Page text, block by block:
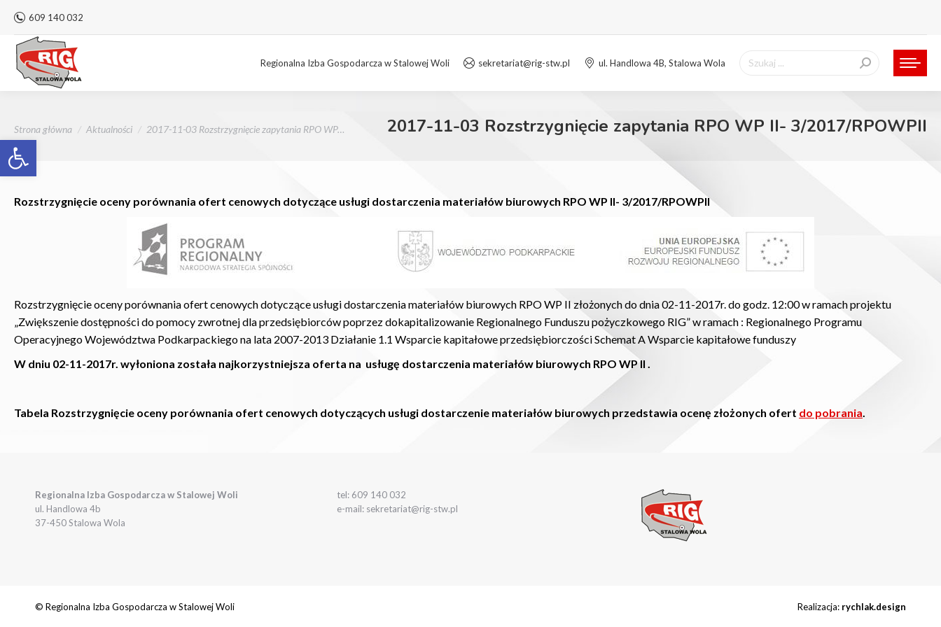
Otwórz pasek narzędzi
609 140 032
Regionalna Izba Gospodarcza w Stalowej Woli sekretariat@rig-stw.pl ul. Handlowa 4B, Stalowa Wola Szukaj:
Jesteś tutaj:
Strona główna Aktualności 2017-11-03 Rozstrzygnięcie zapytania RPO WP… 2017-11-03 Rozstrzygnięcie zapytania RPO WP II- 3/2017/RPOWPII
Rozstrzygnięcie oceny porównania ofert cenowych dotyczące usługi dostarczenia materiałów biurowych RPO WP II- 3/2017/RPOWPII
Rozstrzygnięcie oceny porównania ofert cenowych dotyczące usługi dostarczenia materiałów biurowych RPO WP II złożonych do dnia 02-11-2017r. do godz. 12:00 w ramach projektu
„Zwiększenie dostępności do pomocy zwrotnej dla przedsiębiorców poprzez dokapitalizowanie Regionalnego Funduszu pożyczkowego RIG” w ramach : Regionalnego Programu
Operacyjnego Województwa Podkarpackiego na lata 2007-2013 Działanie 1.1 Wsparcie kapitałowe przedsiębiorczości Schemat A Wsparcie kapitałowe funduszy
W dniu 02-11-2017r. wyłoniona została najkorzystniejsza oferta na usługę dostarczenia materiałów biurowych RPO WP II .
Tabela Rozstrzygnięcie oceny porównania ofert cenowych dotyczących usługi dostarczenie materiałów biurowych przedstawia ocenę złożonych ofert do pobrania.
Regionalna Izba Gospodarcza w Stalowej Woli
ul. Handlowa 4b
37-450 Stalowa Wola
tel: 609 140 032
e-mail: sekretariat@rig-stw.pl
© Regionalna Izba Gospodarcza w Stalowej Woli Realizacja: rychlak.design